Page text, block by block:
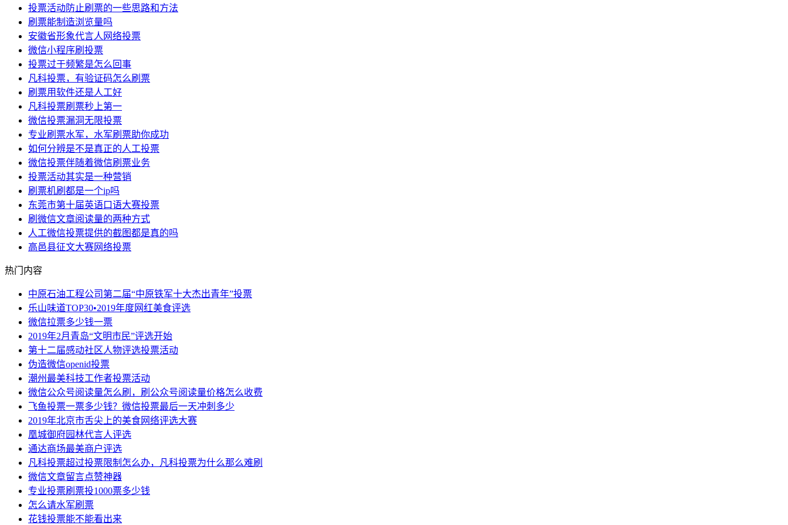
投票活动防止刷票的一些思路和方法
刷票能制造浏览量吗
安徽省形象代言人网络投票
微信小程序刷投票
投票过于频繁是怎么回事
凡科投票，有验证码怎么刷票
刷票用软件还是人工好
凡科投票刷票秒上第一
微信投票漏洞无限投票
专业刷票水军，水军刷票助你成功
如何分辨是不是真正的人工投票
微信投票伴随着微信刷票业务
投票活动其实是一种营销
刷票机刷都是一个ip吗
东莞市第十届英语口语大赛投票
刷微信文章阅读量的两种方式
人工微信投票提供的截图都是真的吗
高邑县征文大赛网络投票
热门内容
中原石油工程公司第二届“中原铁军十大杰出青年”投票
乐山味道TOP30•2019年度网红美食评选
微信拉票多少钱一票
2019年2月青岛“文明市民”评选开始
第十二届感动社区人物评选投票活动
伪造微信openid投票
潮州最美科技工作者投票活动
微信公众号阅读量怎么刷，刷公众号阅读量价格怎么收费
飞鱼投票一票多少钱？微信投票最后一天冲刺多少
2019年北京市舌尖上的美食网络评选大赛
凰城御府园林代言人评选
通达商场最美商户评选
凡科投票超过投票限制怎么办，凡科投票为什么那么难刷
微信文章留言点赞神器
专业投票刷票投1000票多少钱
怎么请水军刷票
花钱投票能不能看出来